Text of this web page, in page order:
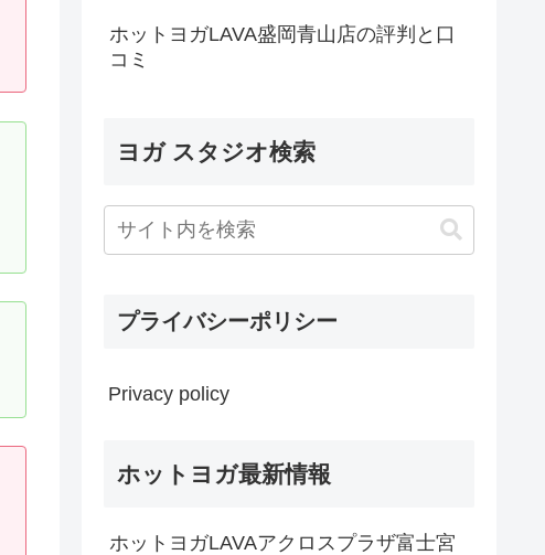
ホットヨガLAVA盛岡青山店の評判と口
コミ
ヨガ スタジオ検索
プライバシーポリシー
Privacy policy
ホットヨガ最新情報
ホットヨガLAVAアクロスプラザ富士宮